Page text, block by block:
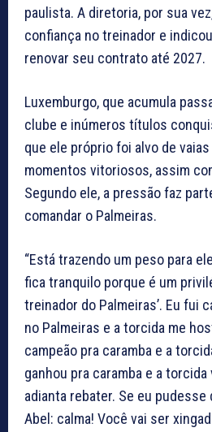
paulista. A diretoria, por sua
confiança no treinador e
renovar seu contrato até 2027.
Luxemburgo, que acumula
clube e inúmeros títulos
que ele próprio foi alvo de
momentos vitoriosos, assim
Segundo ele, a pressão faz
comandar o Palmeiras.
“Está trazendo um peso para
fica tranquilo porque é um
treinador do Palmeiras’. Eu fui
no Palmeiras e a torcida me
campeão pra caramba e a
ganhou pra caramba e a
adianta rebater. Se eu pudesse
Abel: calma! Você vai ser